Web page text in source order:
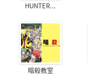
HUNTER...
暗殺教室